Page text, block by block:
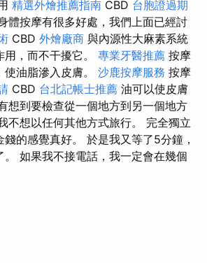
精選外燴推薦指南 CBD 台胞證過期
體按摩有很多好處，我們上面已經討
CBD 外燴廠商 與內源性大麻素系統
，而不干擾它。 專業牙醫推薦 按摩
油脂滲入皮膚。 沙鹿按摩服務 按摩
CBD 台北記帳士推薦 油可以使皮膚
想到要檢查從一個地方到另一個地方
不想以任何其他方式旅行。 完全獨立
的感覺真好。 於是我又等了5分鐘，
。 如果我不接電話，我一定會在幾個